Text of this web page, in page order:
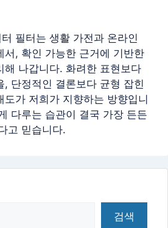
필터는 생활 가전과 온라인
서, 확인 가능한 근거에 기반한
해 나갑니다. 화려한 표현보다
, 단정적인 결론보다 균형 잡힌
도가 저희가 지향하는 방향입니
다루는 습관이 결국 가장 든든
고 믿습니다.
검색